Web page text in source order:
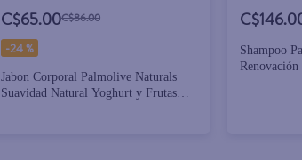
C$65.00C$86.00
-24 %
Jabon Corporal Palmolive Naturals
Suavidad Natural Yoghurt y Frutas
Shampoo